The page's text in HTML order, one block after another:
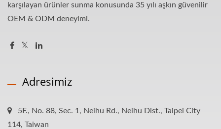
karşılayan ürünler sunma konusunda 35 yılı aşkın güvenilir
OEM & ODM deneyimi.
Adresimiz
5F., No. 88, Sec. 1, Neihu Rd., Neihu Dist., Taipei City
114, Taiwan